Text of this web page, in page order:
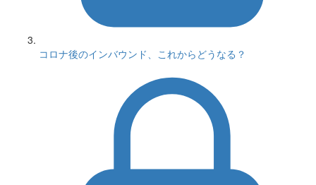
コロナ後のインバウンド、これからどうなる？